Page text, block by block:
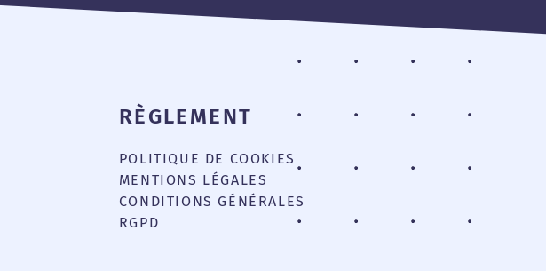
RÈGLEMENT
POLITIQUE DE COOKIES
MENTIONS LÉGALES
CONDITIONS GÉNÉRALES
RGPD